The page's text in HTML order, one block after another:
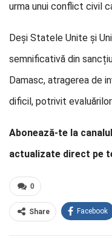
urma unui conflict civil
Deși Statele Unite și
semnificativă din
Damasc, atragerea de
dificil, potrivit
Abonează-te la
actualizate direct pe
0
Share Facebook